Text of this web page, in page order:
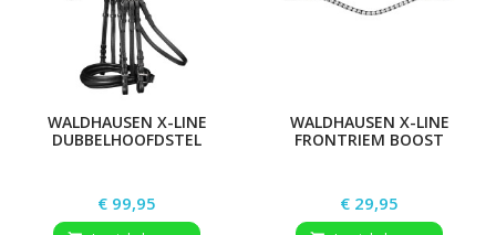
WALDHAUSEN X-LINE
DUBBELHOOFDSTEL
Prijs
€ 99,95
WALDHAUSEN X-LINE
FRONTRIEM BOOST
Prijs
€ 29,95